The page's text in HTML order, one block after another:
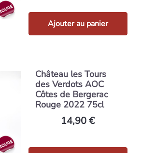
Ajouter au panier
Château les Tours
des Verdots AOC
Côtes de Bergerac
Rouge 2022 75cl
14,90 €